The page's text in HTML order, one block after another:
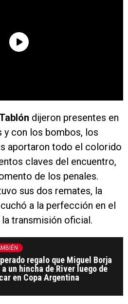
dijeron presentes en
y con los bombos, los
aportaron todo el colorido
claves del encuentro,
de los penales.
sus dos remates, la
a la perfección en el
transmisión oficial.
regalo que Miguel Borja
a un hincha de River luego de
en Copa Argentina